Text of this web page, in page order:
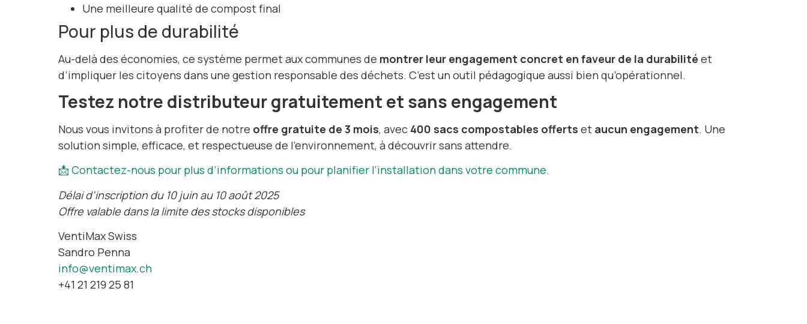
Une meilleure qualité de compost final
Pour plus de durabilité
Au-delà des économies, ce système permet aux communes de montrer leur engagement concret en faveur de la durabilité et
d’impliquer les citoyens dans une gestion responsable des déchets. C’est un outil pédagogique aussi bien qu’opérationnel.
Testez notre distributeur gratuitement et sans engagement
Nous vous invitons à profiter de notre offre gratuite de 3 mois, avec 400 sacs compostables offerts et aucun engagement. Une
solution simple, efficace, et respectueuse de l’environnement, à découvrir sans attendre.
📩 Contactez-nous pour plus d’informations ou pour planifier l’installation dans votre commune.
Délai d’inscription du 10 juin au 10 août 2025
Offre valable dans la limite des stocks disponibles
VentiMax Swiss
Sandro Penna
info@ventimax.ch
+41 21 219 25 81